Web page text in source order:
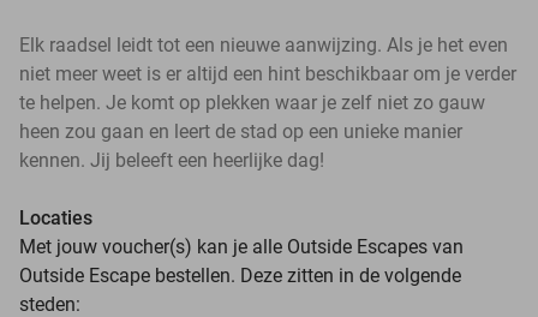
Elk raadsel leidt tot een nieuwe aanwijzing. Als je het even
niet meer weet is er altijd een hint beschikbaar om je verder
te helpen. Je komt op plekken waar je zelf niet zo gauw
heen zou gaan en leert de stad op een unieke manier
kennen. Jij beleeft een heerlijke dag!
Locaties
Met jouw voucher(s) kan je alle Outside Escapes van
Outside Escape bestellen. Deze zitten in de volgende
steden: